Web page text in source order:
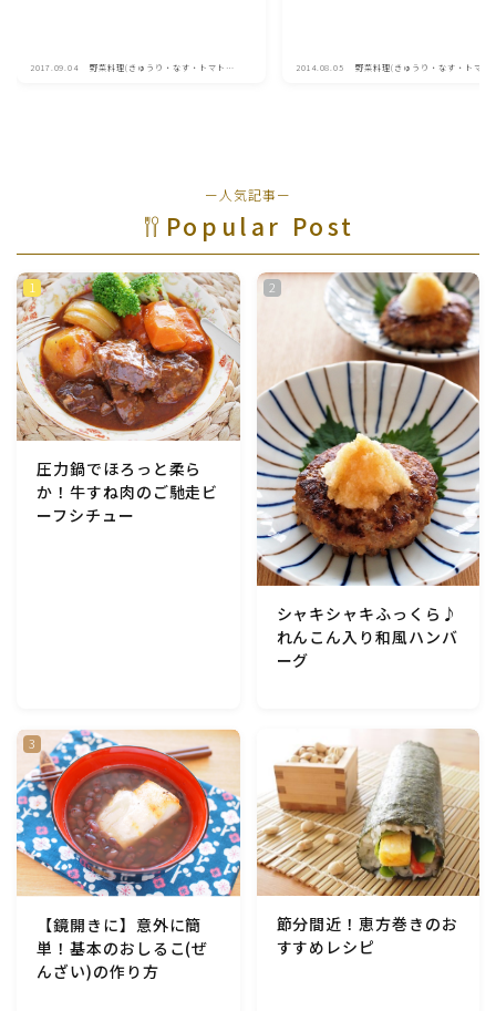
2017.09.04 野菜料理(きゅうり・なす・トマト・ 2014.08.05 野菜料理(きゅうり・なす・トマト
ー人気記事ー
Popular Post
圧力鍋でほろっと柔ら
か！牛すね肉のご馳走ビ
ーフシチュー
シャキシャキふっくら♪
れんこん入り和風ハンバ
ーグ
【鏡開きに】意外に簡
単！基本のおしるこ(ぜ
んざい)の作り方
節分間近！恵方巻きのお
すすめレシピ